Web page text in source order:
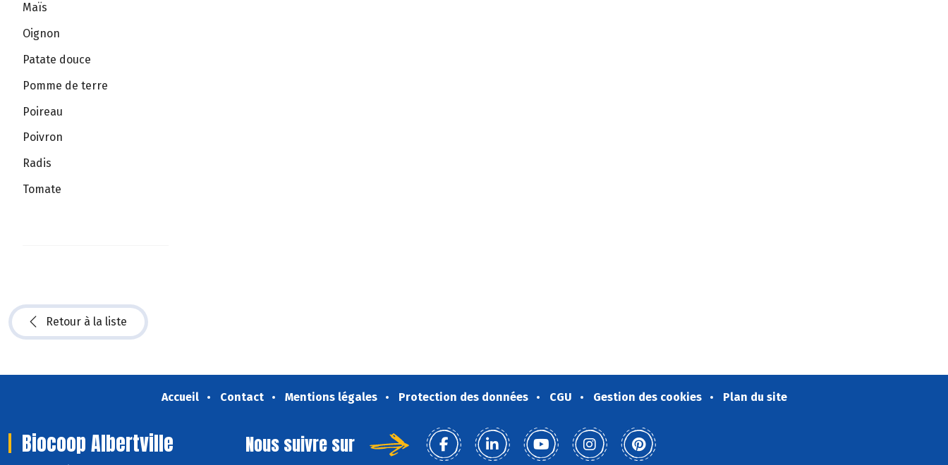
Maïs
Oignon
Patate douce
Pomme de terre
Poireau
Poivron
Radis
Tomate
Retour à la liste
Accueil Contact Mentions légales Protection des données CGU Gestion des cookies Plan du site
Biocoop Albertville Nous suivre sur